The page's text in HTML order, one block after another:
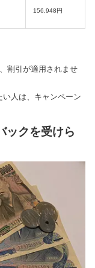
156,948円
割引が適用されませ
人は、キャンペーン
ックを受けら